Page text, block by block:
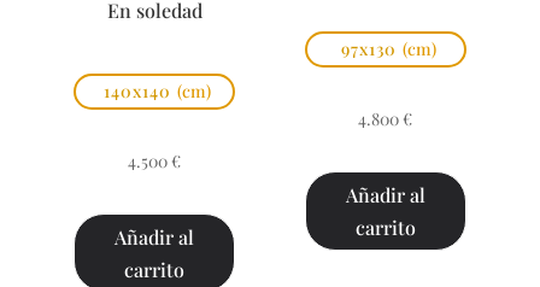
En soledad
140x140 (cm)
4.500 €
Añadir al
carrito
97x130 (cm)
4.800 €
Añadir al
carrito